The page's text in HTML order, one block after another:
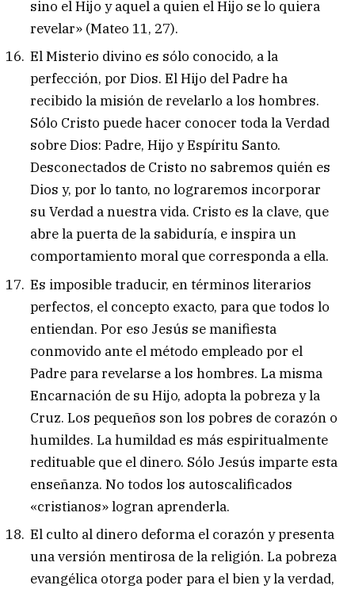
sino el Hijo y aquel a quien el Hijo se lo quiera
revelar» (Mateo 11, 27).
El Misterio divino es sólo conocido, a la
perfección, por Dios. El Hijo del Padre ha
recibido la misión de revelarlo a los hombres.
Sólo Cristo puede hacer conocer toda la Verdad
sobre Dios: Padre, Hijo y Espíritu Santo.
Desconectados de Cristo no sabremos quién es
Dios y, por lo tanto, no lograremos incorporar
su Verdad a nuestra vida. Cristo es la clave, que
abre la puerta de la sabiduría, e inspira un
comportamiento moral que corresponda a ella.
Es imposible traducir, en términos literarios
perfectos, el concepto exacto, para que todos lo
entiendan. Por eso Jesús se manifiesta
conmovido ante el método empleado por el
Padre para revelarse a los hombres. La misma
Encarnación de su Hijo, adopta la pobreza y la
Cruz. Los pequeños son los pobres de corazón o
humildes. La humildad es más espiritualmente
redituable que el dinero. Sólo Jesús imparte esta
enseñanza. No todos los autoscalificados
«cristianos» logran aprenderla.
El culto al dinero deforma el corazón y presenta
una versión mentirosa de la religión. La pobreza
evangélica otorga poder para el bien y la verdad,